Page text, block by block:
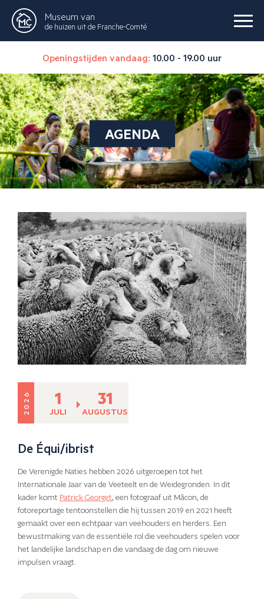
Museum van
de huizen uit de Franche-Comté
Openingstijden vandaag: 10.00 - 19.00 uur
AGENDA
2026 1
JULI
31
AUGUSTUS
De Équi/ibrist
De Verenigde Naties hebben 2026 uitgeroepen tot het
Internationale Jaar van de Veeteelt en de Weidegronden. In dit
kader komt Patrick Georget, een fotograaf uit Mâcon, de
fotoreportage tentoonstellen die hij tussen 2019 en 2021 heeft
gemaakt over een echtpaar van veehouders en herders. Een
bewustmaking van de essentiële rol die veehouders spelen voor
het landelijke landschap en die vandaag de dag om nieuwe
impulsen vraagt.